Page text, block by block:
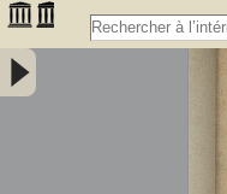
Vinification des vins rouges
des conférences faites à
communale de Portet